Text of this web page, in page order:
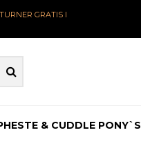
GRATIS I
& CUDDLE PONY`S